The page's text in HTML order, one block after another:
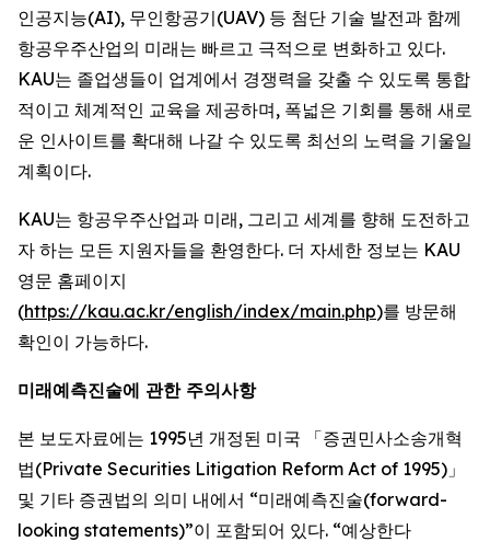
인공지능(AI), 무인항공기(UAV) 등 첨단 기술 발전과 함께
항공우주산업의 미래는 빠르고 극적으로 변화하고 있다.
KAU는 졸업생들이 업계에서 경쟁력을 갖출 수 있도록 통합
적이고 체계적인 교육을 제공하며, 폭넓은 기회를 통해 새로
운 인사이트를 확대해 나갈 수 있도록 최선의 노력을 기울일
계획이다.
KAU는 항공우주산업과 미래, 그리고 세계를 향해 도전하고
자 하는 모든 지원자들을 환영한다. 더 자세한 정보는 KAU
영문 홈페이지
(https://kau.ac.kr/english/index/main.php)를 방문해
확인이 가능하다.
미래예측진술에 관한 주의사항
본 보도자료에는 1995년 개정된 미국 「증권민사소송개혁
법(Private Securities Litigation Reform Act of 1995)」
및 기타 증권법의 의미 내에서 “미래예측진술(forward-
looking statements)”이 포함되어 있다. “예상한다